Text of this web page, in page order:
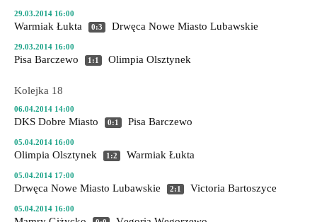
29.03.2014 16:00
Warmiak Łukta 0:3 Drwęca Nowe Miasto Lubawskie
29.03.2014 16:00
Pisa Barczewo 1:1 Olimpia Olsztynek
Kolejka 18
06.04.2014 14:00
DKS Dobre Miasto 0:1 Pisa Barczewo
05.04.2014 16:00
Olimpia Olsztynek 1:2 Warmiak Łukta
05.04.2014 17:00
Drwęca Nowe Miasto Lubawskie 2:1 Victoria Bartoszyce
05.04.2014 16:00